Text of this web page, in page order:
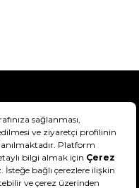
Bilgisi
& Koşullar